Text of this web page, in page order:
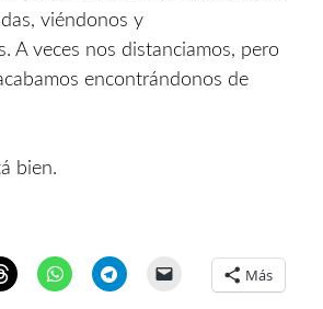
viéndonos y
A veces nos distanciamos, pero
encontrándonos de
bien.
Más